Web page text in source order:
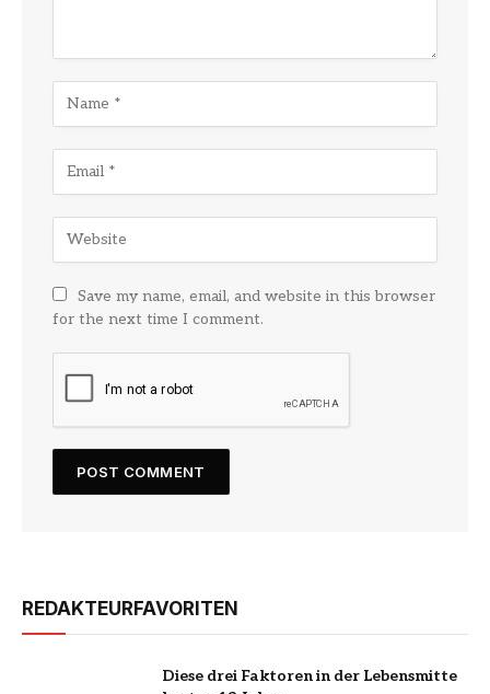
Save my name, email, and website in this browser
for the next time I comment.
REDAKTEURFAVORITEN
Diese drei Faktoren in der Lebensmitte